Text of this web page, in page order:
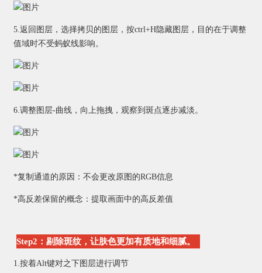
5.返回图层，选择拷贝的图层，按ctrl+H隐藏图层，目的在于调整
值域时不受蚂蚁线影响。
6.调整图层-曲线，向上拖拽，观察到斑点逐步减淡。
*复制通道的原因：不会更改原图的RGB信息
*高反差保留的概念：提取画面中的高反差值
Step2：剔除斑纹，让肤色更加有质地和细腻。
1.按着Alt键对之下图层进行调节